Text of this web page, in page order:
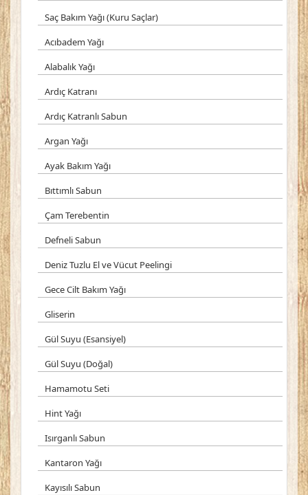
Saç Bakım Yağı (Kuru Saçlar)
Acıbadem Yağı
Alabalık Yağı
Ardıç Katranı
Ardıç Katranlı Sabun
Argan Yağı
Ayak Bakım Yağı
Bıttımlı Sabun
Çam Terebentin
Defneli Sabun
Deniz Tuzlu El ve Vücut Peelingi
Gece Cilt Bakım Yağı
Gliserin
Gül Suyu (Esansiyel)
Gül Suyu (Doğal)
Hamamotu Seti
Hint Yağı
Isırganlı Sabun
Kantaron Yağı
Kayısılı Sabun